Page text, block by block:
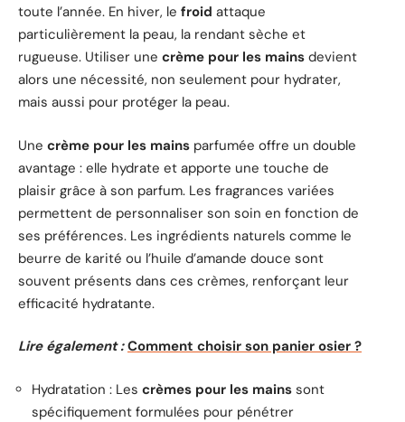
toute l’année. En hiver, le froid attaque
particulièrement la peau, la rendant sèche et
rugueuse. Utiliser une crème pour les mains devient
alors une nécessité, non seulement pour hydrater,
mais aussi pour protéger la peau.
Une crème pour les mains parfumée offre un double
avantage : elle hydrate et apporte une touche de
plaisir grâce à son parfum. Les fragrances variées
permettent de personnaliser son soin en fonction de
ses préférences. Les ingrédients naturels comme le
beurre de karité ou l’huile d’amande douce sont
souvent présents dans ces crèmes, renforçant leur
efficacité hydratante.
Lire également : Comment choisir son panier osier ?
Hydratation : Les crèmes pour les mains sont
spécifiquement formulées pour pénétrer